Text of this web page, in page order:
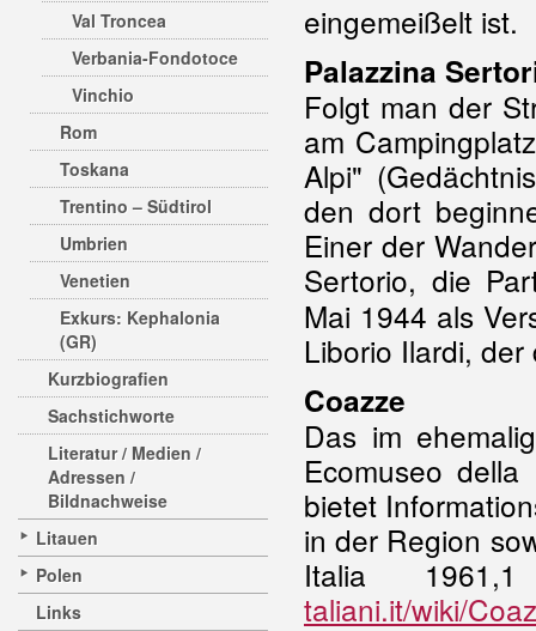
Val Troncea
Verbania-Fondotoce
Vinchio
Rom
Toskana
Trentino – Südtirol
Umbrien
Venetien
Exkurs: Kephalonia
(GR)
Kurzbiografien
Sachstichworte
Literatur / Medien /
Adressen /
Bildnachweise
Litauen
Polen
Links
eingemeißelt ist.
Palazzina
Folgt man der
am
Alpi"
den dort
Einer der
Sertorio, die
Mai 1944 als
Liborio Ilardi,
Coazze
Das im
Ecomuseo
bietet
in der Region
Italia
taliani.it/wiki/